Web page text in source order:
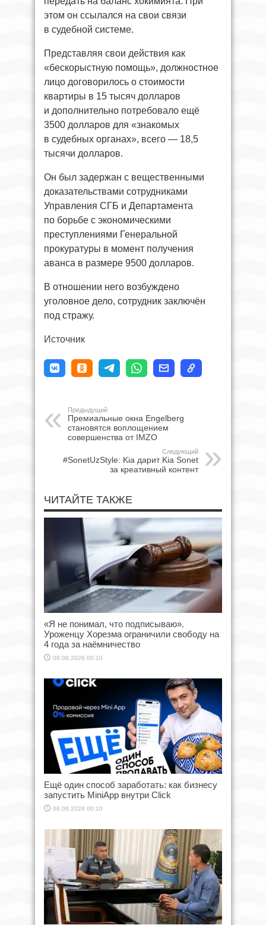
этом он ссылался на свои связи
в судебной системе.
Представляя свои действия как
«бескорыстную помощь», должностное
лицо договорилось о стоимости
квартиры в 15 тысяч долларов
и дополнительно потребовало ещё
3500 долларов для «знакомых
в судебных органах», всего — 18,5
тысячи долларов.
Он был задержан с вещественными
доказательствами сотрудниками
Управления СГБ и Департамента
по борьбе с экономическими
преступлениями Генеральной
прокуратуры в момент получения
аванса в размере 9500 долларов.
В отношении него возбуждено
уголовное дело, сотрудник заключён
под стражу.
Источник
Предыдущий
Премиальные окна Engelberg
становятся воплощением
совершенства от IMZO
Следующий
#SonetUzStyle: Kia дарит Kia Sonet
за креативный контент
ЧИТАЙТЕ ТАКЖЕ
«Я не понимал, что подписываю».
Уроженцу Хорезма ограничили свободу на
4 года за наёмничество
08.08.2026 00:10
Ещё один способ заработать: как бизнесу
запустить MiniApp внутри Click
08.08.2026 00:10